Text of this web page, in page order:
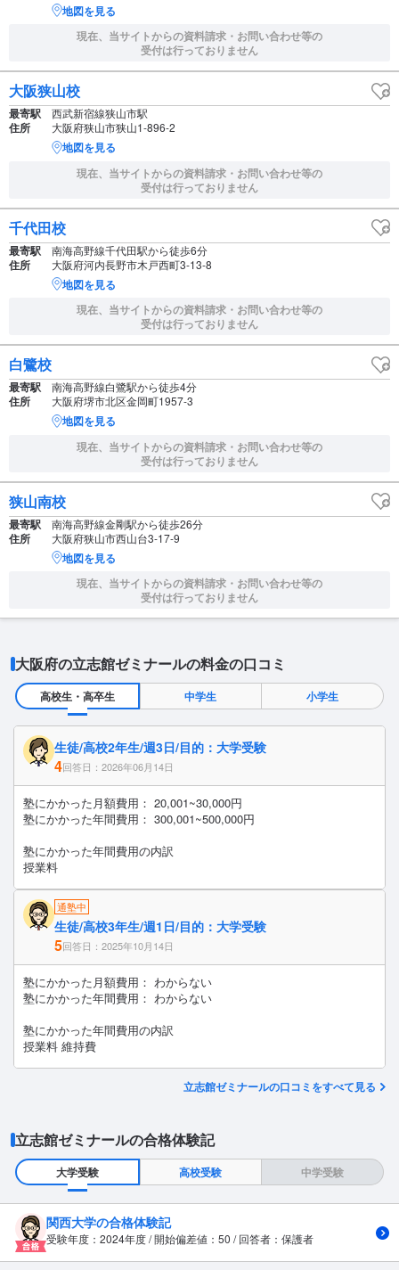
地図を見る
現在、当サイトからの資料請求・お問い合わせ等の
受付は行っておりません
大阪狭山校
最寄駅 西武新宿線狭山市駅
住所 大阪府狭山市狭山1-896-2
地図を見る
現在、当サイトからの資料請求・お問い合わせ等の
受付は行っておりません
千代田校
最寄駅 南海高野線千代田駅から徒歩6分
住所 大阪府河内長野市木戸西町3-13-8
地図を見る
現在、当サイトからの資料請求・お問い合わせ等の
受付は行っておりません
白鷺校
最寄駅 南海高野線白鷺駅から徒歩4分
住所 大阪府堺市北区金岡町1957-3
地図を見る
現在、当サイトからの資料請求・お問い合わせ等の
受付は行っておりません
狭山南校
最寄駅 南海高野線金剛駅から徒歩26分
住所 大阪府狭山市西山台3-17-9
地図を見る
現在、当サイトからの資料請求・お問い合わせ等の
受付は行っておりません
大阪府の立志館ゼミナールの料金の口コミ
高校生・高卒生 中学生 小学生
生徒/高校2年生/週3日/目的：大学受験
4回答日：2026年06月14日
塾にかかった月額費用： 20,001~30,000円
塾にかかった年間費用： 300,001~500,000円
塾にかかった年間費用の内訳
授業料
通塾中
生徒/高校3年生/週1日/目的：大学受験
5回答日：2025年10月14日
塾にかかった月額費用： わからない
塾にかかった年間費用： わからない
塾にかかった年間費用の内訳
授業料 維持費
立志館ゼミナールの口コミをすべて見る
立志館ゼミナールの合格体験記
大学受験 高校受験 中学受験
関西大学の合格体験記
受験年度：2024年度 / 開始偏差値：50 / 回答者：保護者